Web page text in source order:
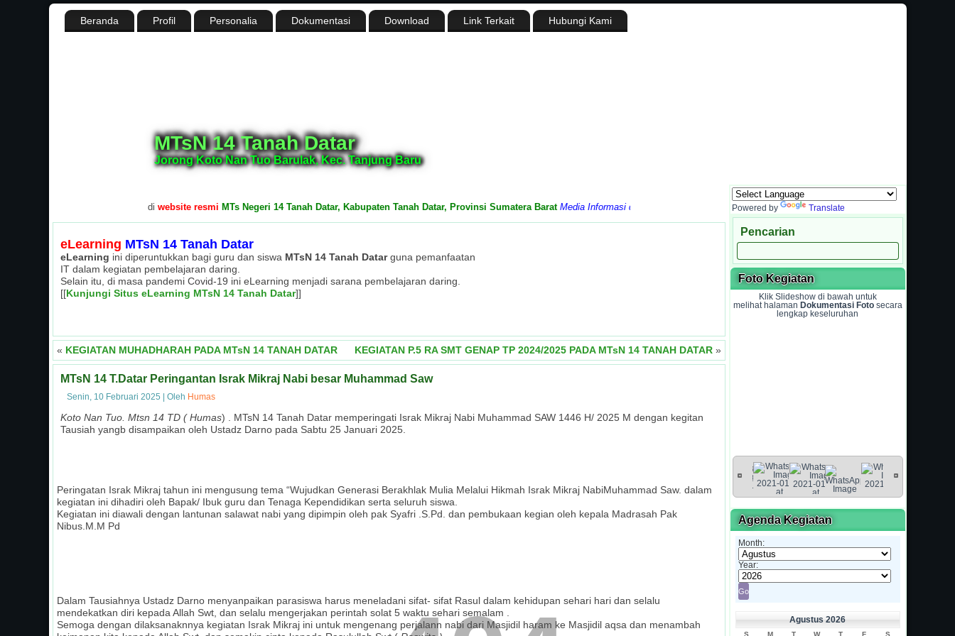
MTsN 14 Tanah Datar
Jorong Koto Nan Tuo Barulak, Kec. Tanjung Baru
Beranda Profil Personalia Dokumentasi Download Link Terkait Hubungi Kami
website resmi MTs Negeri 14 Tanah Datar, Kabupaten Tanah Datar, Provinsi Sumatera Barat Media Informasi dan Sarana Komunikasi Antara Sekolah dengan Masyarakat
eLearning MTsN 14 Tanah Datar
eLearning ini diperuntukkan bagi guru dan siswa MTsN 14 Tanah Datarguna pemanfaatan
IT dalam kegiatan pembelajaran daring.
Selain itu, di masa pandemi Covid-19 ini eLearning menjadi sarana pembelajaran daring.
[[Kunjungi Situs eLearning MTsN 14 Tanah Datar]]
« KEGIATAN MUHADHARAH PADA MTsN 14 TANAH DATAR KEGIATAN P.5 RA SMT GENAP TP 2024/2025 PADA MTsN 14 TANAH DATAR»
MTsN 14 T.Datar Peringantan Israk Mikraj Nabi besar Muhammad Saw
Senin, 10 Februari 2025 Oleh Humas
Koto Nan Tuo. Mtsn 14 TD ( Humas) . MTsN 14 Tanah Datar memperingati Israk Mikraj Nabi Muhammad SAW 1446 H/ 2025 M dengan kegitan
Tausiah yangb disampaikan oleh Ustadz Darno pada Sabtu 25 Januari 2025.
Peringatan Israk Mikraj tahun ini mengusung tema “Wujudkan Generasi Berakhlak Mulia Melalui Hikmah Israk Mikraj NabiMuhammad Saw. dalam
kegiatan ini dihadiri oleh Bapak/ Ibuk guru dan Tenaga Kependidikan serta seluruh siswa.
Kegiatan ini diawali dengan lantunan salawat nabi yang dipimpin oleh pak Syafri .S.Pd. dan pembukaan kegian oleh kepala Madrasah Pak
Nibus.M.M Pd
Dalam Tausiahnya Ustadz Darno menyanpaikan parasiswa harus meneladani sifat- sifat Rasul dalam kehidupan sehari hari dan selalu
mendekatkan diri kepada Allah Swt, dan selalu mengerjakan perintah solat 5 waktu sehari semalam .
Semoga dengan dilaksanaknnya kegiatan Israk Mikraj ini untuk mengenang perjalann nabi dari Masjidil haram ke Masjidil aqsa dan menambah
Powered by Translate
Pencarian
Foto Kegiatan
Klik Slideshow di bawah untuk
melihat halaman Dokumentasi Fotosecara
lengkap keseluruhan
Agenda Kegiatan
Month:
Year:
Agustus 2026
S M T W T F S